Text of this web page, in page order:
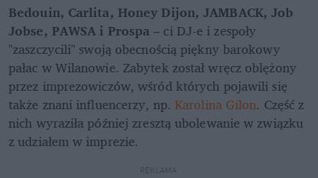
Bedouin, Carlita, Honey Dijon, JAMBACK, Job
Jobse, PAWSA i Prospa – ci DJ-e i zespoły
"zaszczycili" swoją obecnością piękny barokowy
pałac w Wilanowie. Zabytek został wręcz oblężony
przez imprezowiczów, wśród których pojawili się
także znani influencerzy, np. Karolina Gilon. Część z
nich wyraziła później zresztą ubolewanie w związku
z udziałem w imprezie.
REKLAMA